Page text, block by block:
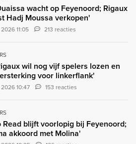
wacht op Feyenoord; Rigaux
Hadj Moussa verkopen'
11:05 213 reacties
wil nog vijf spelers lozen en
voor linkerflank'
10:47 153 reacties
Read blijft voorlopig bij Feyenoord;
akkoord met Molina'